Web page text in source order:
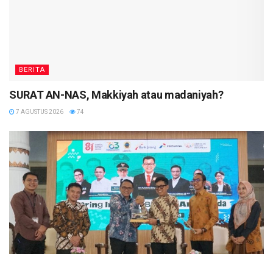
BERITA
SURAT AN-NAS, Makkiyah atau madaniyah?
7 AGUSTUS 2026 74